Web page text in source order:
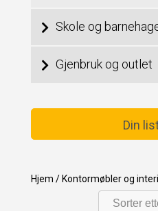
Skole og
Gjenbruk og outlet
Din
Hjem / Kontormøbler og